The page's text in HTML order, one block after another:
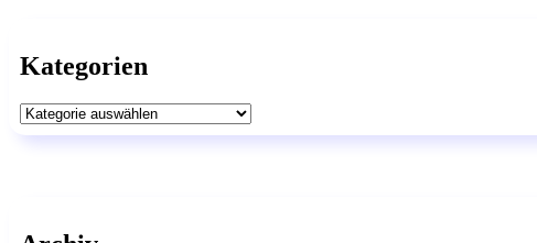
Kategorien
Kategorien